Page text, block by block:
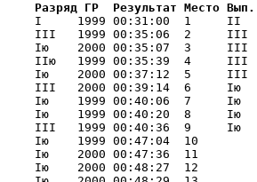
Разряд ГР  Результат Место Вып.
I     1999 00:31:00  1     II
III   1999 00:35:06  2     III
Iю    2000 00:35:07  3     III
IIю   1999 00:35:39  4     III
Iю    2000 00:37:12  5     III
III   2000 00:39:14  6     Iю
Iю    1999 00:40:06  7     Iю
Iю    1999 00:40:20  8     Iю
III   1999 00:40:36  9     Iю
Iю    1999 00:47:04  10
Iю    2000 00:47:36  11
Iю    2000 00:48:27  12